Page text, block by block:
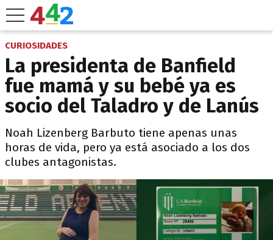
CURIOSIDADES
La presidenta de Banfield
fue mamá y su bebé ya es
socio del Taladro y de Lanús
Noah Lizenberg Barbuto tiene apenas unas
horas de vida, pero ya está asociado a los dos
clubes antagonistas.